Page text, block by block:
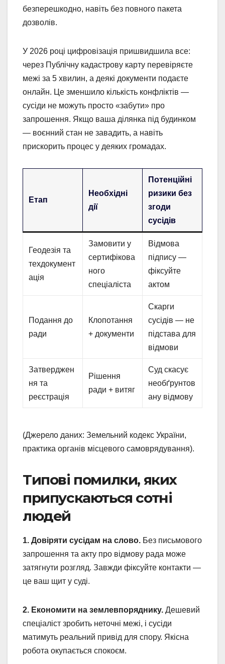
безперешкодно, навіть без повного пакета
дозволів.
У 2026 році цифровізація пришвидшила все:
через Публічну кадастрову карту перевіряєте
межі за 5 хвилин, а деякі документи подаєте
онлайн. Це зменшило кількість конфліктів —
сусіди не можуть просто «забути» про
запрошення. Якщо ваша ділянка під будинком
— воєнний стан не завадить, а навіть
прискорить процес у деяких громадах.
Етап
Необхідні
дії
Потенційні
ризики без
згоди
сусідів
Геодезія та
техдокумент
ація
Замовити у
сертифікова
ного
спеціаліста
Відмова
підпису —
фіксуйте
актом
Подання до
ради
Клопотання
+ документи
Скарги
сусідів — не
підстава для
відмови
Затверджен
ня та
реєстрація
Рішення
ради + витяг
Суд скасує
необґрунтов
ану відмову
(Джерело даних: Земельний кодекс України,
практика органів місцевого самоврядування).
Типові помилки, яких
припускаються сотні
людей
1. Довіряти сусідам на слово. Без письмового
запрошення та акту про відмову рада може
затягнути розгляд. Завжди фіксуйте контакти —
це ваш щит у суді.
2. Економити на землевпоряднику. Дешевий
спеціаліст зробить неточні межі, і сусіди
матимуть реальний привід для спору. Якісна
робота окупається спокоєм.